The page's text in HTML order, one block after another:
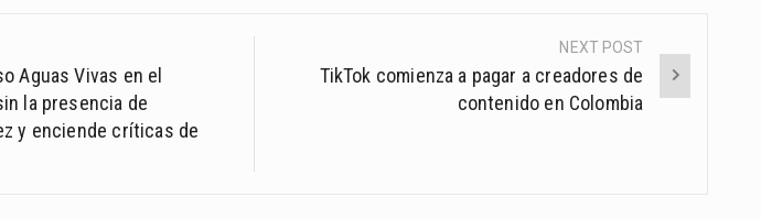
Aguas Vivas en el
la presencia de
y enciende críticas de
NEXT POST
TikTok comienza a pagar a creadores de
contenido en Colombia